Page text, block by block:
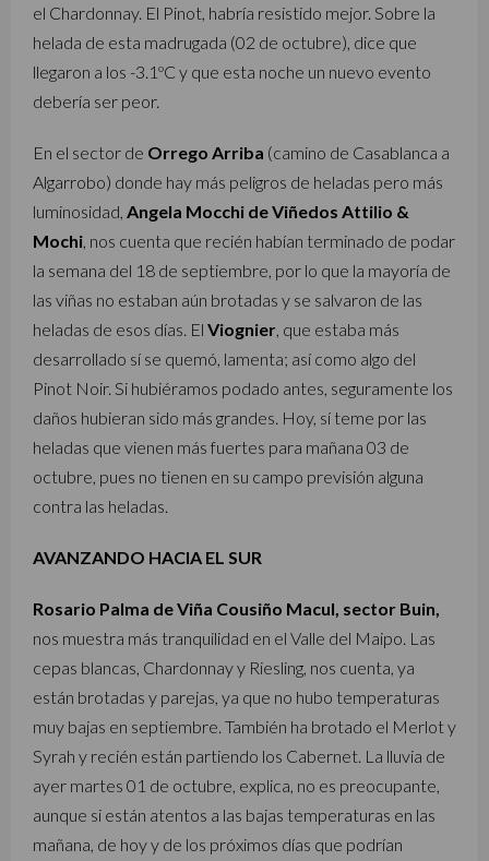
el Chardonnay. El Pinot, habría resistido mejor. Sobre la
helada de esta madrugada (02 de octubre), dice que
llegaron a los -3.1ºC y que esta noche un nuevo evento
debería ser peor.
En el sector de Orrego Arriba (camino de Casablanca a
Algarrobo) donde hay más peligros de heladas pero más
luminosidad, Angela Mocchi de Viñedos Attilio &
Mochi , nos cuenta que recién habían terminado de podar
la semana del 18 de septiembre, por lo que la mayoría de
las viñas no estaban aún brotadas y se salvaron de las
heladas de esos días. El Viognier , que estaba más
desarrollado sí se quemó, lamenta; así como algo del
Pinot Noir. Si hubiéramos podado antes, seguramente los
daños hubieran sido más grandes. Hoy, sí teme por las
heladas que vienen más fuertes para mañana 03 de
octubre, pues no tienen en su campo previsión alguna
contra las heladas.
AVANZANDO HACIA EL SUR
Rosario Palma de Viña Cousiño Macul, sector Buin,
nos muestra más tranquilidad en el Valle del Maipo. Las
cepas blancas, Chardonnay y Riesling, nos cuenta, ya
están brotadas y parejas, ya que no hubo temperaturas
muy bajas en septiembre. También ha brotado el Merlot y
Syrah y recién están partiendo los Cabernet. La lluvia de
ayer martes 01 de octubre, explica, no es preocupante,
aunque si están atentos a las bajas temperaturas en las
mañana, de hoy y de los próximos días que podrían